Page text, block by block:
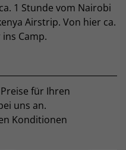
1 Stunde vom Nairobi
Airstrip. Von hier ca.
Camp.
für Ihren
uns an.
Konditionen